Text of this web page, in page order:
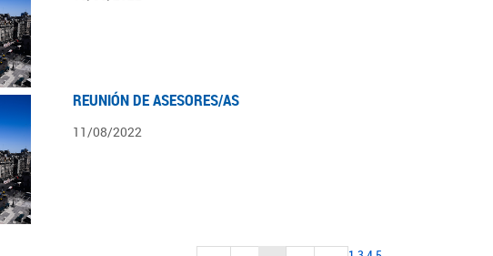
REUNIÓN DE ASESORES/AS
11/08/2022